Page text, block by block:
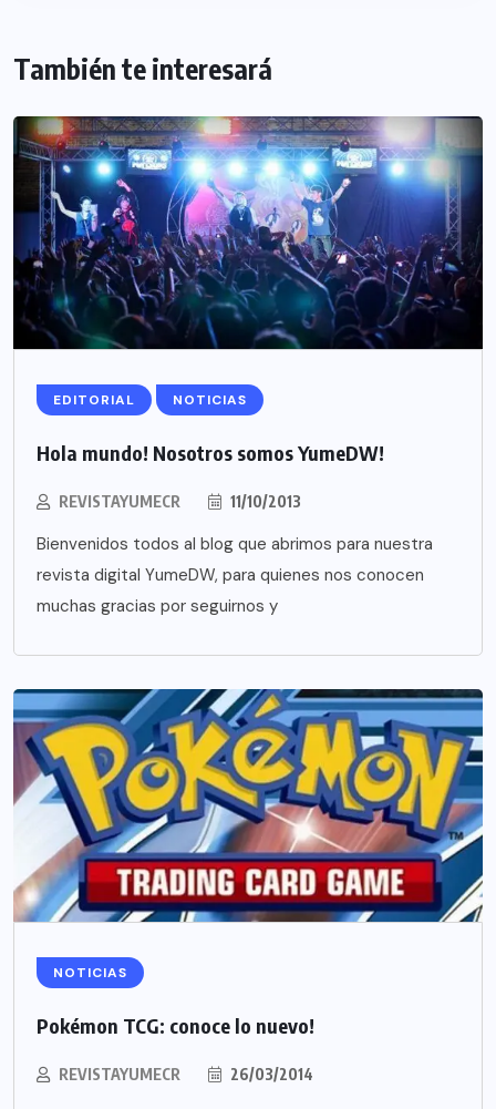
También te interesará
EDITORIAL NOTICIAS
Hola mundo! Nosotros somos YumeDW!
REVISTAYUMECR 11/10/2013
Bienvenidos todos al blog que abrimos para nuestra
revista digital YumeDW, para quienes nos conocen
muchas gracias por seguirnos y
NOTICIAS
Pokémon TCG: conoce lo nuevo!
REVISTAYUMECR 26/03/2014